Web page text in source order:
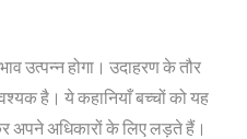
उत्पन्न होगा। उदाहरण के तौर
है। ये कहानियाँ बच्चों को यह
अपने अधिकारों के लिए लड़ते हैं।